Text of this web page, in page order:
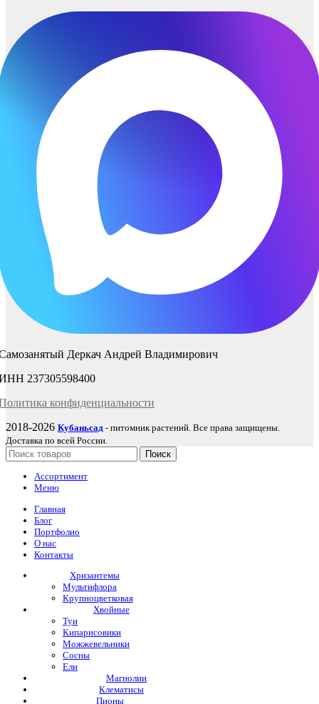
Деркач Андрей Владимирович
237305598400
конфиденциальности
2018-2026 Кубаньсад - питомник растений. Все права защищены.
Доставка по всей России.
Поиск
Ассортимент
Меню
Главная
Блог
Портфолио
О нас
Контакты
Хризантемы
Мультифлора
Крупноцветковая
Хвойные
Туи
Кипарисовики
Можжевельники
Сосны
Ели
Магнолии
Клематисы
Пионы